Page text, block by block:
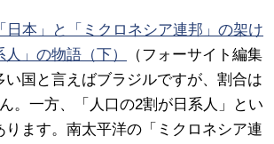
日本」と「ミクロネシア連邦」の架け
」の物語（下）
（フォーサイト編集
い国と言えばブラジルですが、割合は
。一方、「人口の2割が日系人」とい
ります。南太平洋の「ミクロネシア連